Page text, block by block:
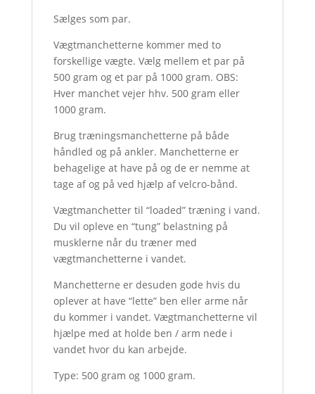
Sælges som par.
Vægtmanchetterne kommer med to
forskellige vægte. Vælg mellem et par på
500 gram og et par på 1000 gram. OBS:
Hver manchet vejer hhv. 500 gram eller
1000 gram.
Brug træningsmanchetterne på både
håndled og på ankler. Manchetterne er
behagelige at have på og de er nemme at
tage af og på ved hjælp af velcro-bånd.
Vægtmanchetter til “loaded” træning i vand.
Du vil opleve en “tung” belastning på
musklerne når du træner med
vægtmanchetterne i vandet.
Manchetterne er desuden gode hvis du
oplever at have “lette” ben eller arme når
du kommer i vandet. Vægtmanchetterne vil
hjælpe med at holde ben / arm nede i
vandet hvor du kan arbejde.
Type: 500 gram og 1000 gram.